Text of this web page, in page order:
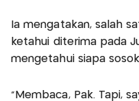
Ia mengatakan, salah
ketahui diterima pada
mengetahui siapa
"Membaca, Pak. Tapi,